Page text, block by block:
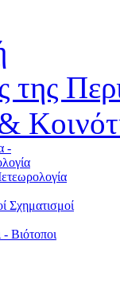
της
-
Σχηματισμοί
Βιότοποι